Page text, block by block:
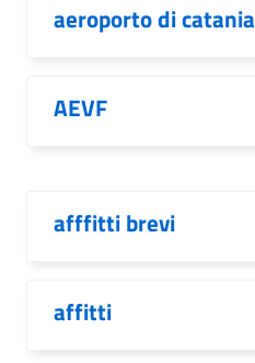
aeroporto di catania
AEVF
afffitti brevi
affitti